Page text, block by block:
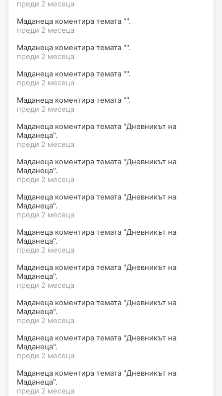
преди 2 месеца
Маданеца коментира темата "".
преди 2 месеца
Маданеца коментира темата "".
преди 2 месеца
Маданеца коментира темата "".
преди 2 месеца
Маданеца коментира темата "".
преди 2 месеца
Маданеца коментира темата "Дневникът на
Маданеца".
преди 2 месеца
Маданеца коментира темата "Дневникът на
Маданеца".
преди 2 месеца
Маданеца коментира темата "Дневникът на
Маданеца".
преди 2 месеца
Маданеца коментира темата "Дневникът на
Маданеца".
преди 2 месеца
Маданеца коментира темата "Дневникът на
Маданеца".
преди 2 месеца
Маданеца коментира темата "Дневникът на
Маданеца".
преди 2 месеца
Маданеца коментира темата "Дневникът на
Маданеца".
преди 2 месеца
Маданеца коментира темата "Дневникът на
Маданеца".
преди 2 месеца